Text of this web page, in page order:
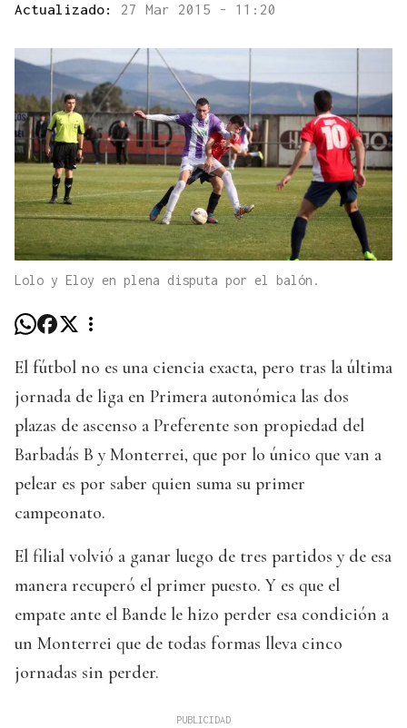
Actualizado: 27 Mar 2015 - 11:20
Lolo y Eloy en plena disputa por el balón.
El fútbol no es una ciencia exacta, pero tras la última
jornada de liga en Primera autonómica las dos
plazas de ascenso a Preferente son propiedad del
Barbadás B y Monterrei, que por lo único que van a
pelear es por saber quien suma su primer
campeonato.
El filial volvió a ganar luego de tres partidos y de esa
manera recuperó el primer puesto. Y es que el
empate ante el Bande le hizo perder esa condición a
un Monterrei que de todas formas lleva cinco
jornadas sin perder.